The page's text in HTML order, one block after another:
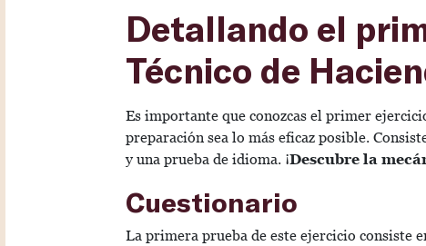
Detallando el
Técnico de
Es importante que conozcas el primer
preparación sea lo más eficaz posible.
y una prueba de idioma. ¡Descubre la
Cuestionario
La primera prueba de este ejercicio consiste